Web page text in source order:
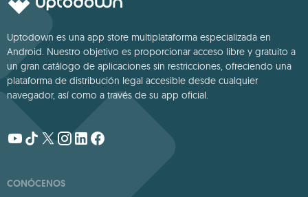
Uptodown es una app store multiplataforma especializada en
Android. Nuestro objetivo es proporcionar acceso libre y gratuito a
un gran catálogo de aplicaciones sin restricciones, ofreciendo una
plataforma de distribución legal accesible desde cualquier
navegador, así como a través de su app oficial.
CONÓCENOS